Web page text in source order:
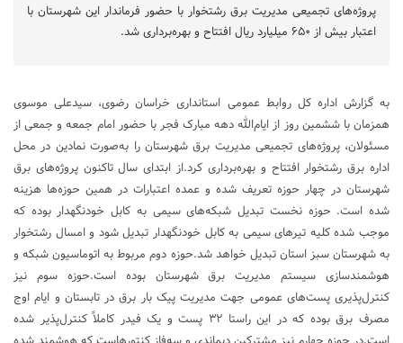
پروژه‌های تجمیعی مدیریت برق رشتخوار با حضور فرماندار این شهرستان با
اعتبار بیش از ۶۵۰ میلیارد ریال افتتاح و بهره‌برداری شد.
به گزارش اداره کل روابط عمومی استانداری خراسان رضوی، سیدعلی موسوی
همزمان با ششمین روز از ایام‌الله دهه مبارک فجر با حضور امام جمعه و جمعی از
مسئولان، پروژه‌های تجمیعی مدیریت برق شهرستان را به‌صورت نمادین در محل
اداره برق رشتخوار افتتاح و بهره‌برداری کرد.از ابتدای سال تاکنون پروژه‌های برق
شهرستان در چهار حوزه تعریف شده و عمده اعتبارات در همین حوزه‌ها هزینه
شده است. حوزه نخست تبدیل شبکه‌های سیمی به کابل خودنگهدار بوده که
موجب شده کلیه تیرهای سیمی به کابل خودنگهدار تبدیل شود و امسال رشتخوار
به شهرستان سبز استان تبدیل خواهد شد.حوزه دوم مربوط به اتوماسیون شبکه و
هوشمندسازی سیستم مدیریت برق شهرستان بوده است.حوزه سوم نیز
کنترل‌پذیری پست‌های عمومی جهت مدیریت پیک بار برق در تابستان و ایام اوج
مصرف برق بوده که در این راستا ۳۲ پست و یک فیدر کاملاً کنترل‌پذیر شده